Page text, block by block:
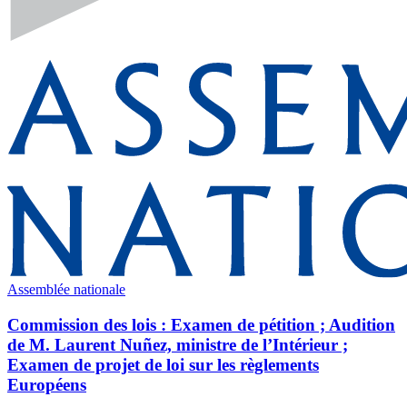
Assemblée nationale
Commission des lois : Examen de pétition ; Audition
de M. Laurent Nuñez, ministre de l’Intérieur ;
Examen de projet de loi sur les règlements
Européens